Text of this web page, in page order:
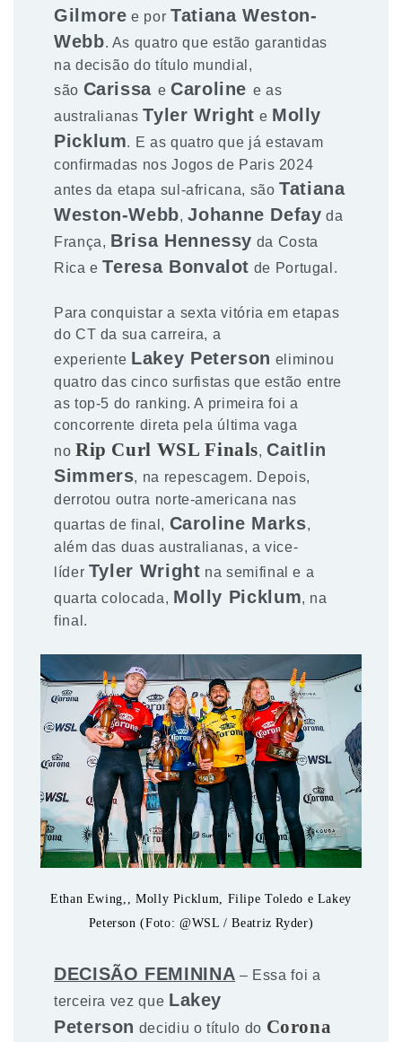
Gilmore e por Tatiana Weston-
Webb. As quatro que estão garantidas
na decisão do título mundial,
são Carissa e Caroline e as
australianasTyler Wright e Molly
Picklum. E as quatro que já estavam
confirmadas nos Jogos de Paris 2024
antes da etapa sul-africana, sãoTatiana
Weston-Webb,Johanne Defay da
França, Brisa Hennessy da Costa
Rica eTeresa Bonvalot de Portugal.
Para conquistar a sexta vitória em etapas
do CT da sua carreira, a
experiente Lakey Peterson eliminou
quatro das cinco surfistas que estão entre
as top-5 do ranking. A primeira foi a
concorrente direta pela última vaga
no Rip Curl WSL Finals,Caitlin
Simmers, na repescagem. Depois,
derrotou outra norte-americana nas
quartas de final, Caroline Marks,
além das duas australianas, a vice-
líder Tyler Wright na semifinal e a
quarta colocada, Molly Picklum, na
final.
Ethan Ewing,, Molly Picklum, Filipe Toledo e Lakey
Peterson (Foto: @WSL / Beatriz Ryder)
DECISÃO FEMININA – Essa foi a
terceira vez que Lakey
Peterson decidiu o título do Corona